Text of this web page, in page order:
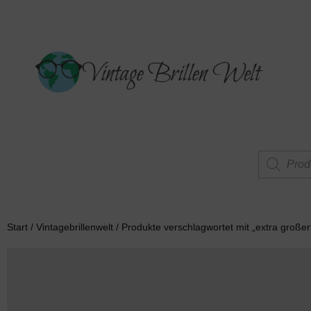
Start / Vintagebrillenwelt / Produkte verschlagwortet mit „extra großer